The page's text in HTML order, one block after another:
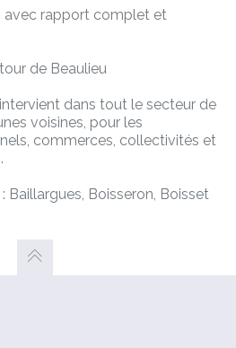
avec rapport complet et
de Beaulieu
dans tout le secteur de
voisines, pour les
commerces, collectivités et
Baillargues, Boisseron, Boisset